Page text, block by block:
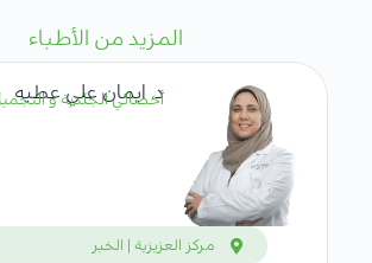
المزيد من الأطباء
د. ايمان علي عطيه
أخصائي الجلدية و
مركز العزيزية | الخبر